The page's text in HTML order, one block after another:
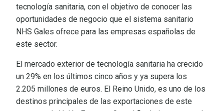
tecnología sanitaria, con el objetivo de conocer las
oportunidades de negocio que el sistema sanitario
NHS Gales ofrece para las empresas españolas de
este sector.
El mercado exterior de tecnología sanitaria ha crecido
un 29% en los últimos cinco años y ya supera los
2.205 millones de euros. El Reino Unido, es uno de los
destinos principales de las exportaciones de este